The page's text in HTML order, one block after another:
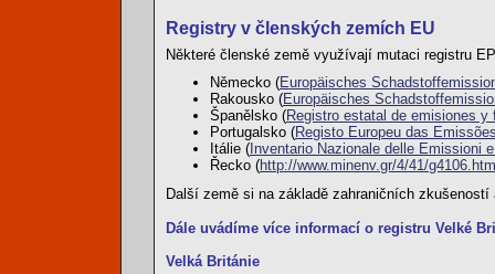
Registry v členských zemích EU
Některé členské země využívají mutaci registru
Německo (Europäisches
Rakousko (Europäisches
Španělsko (Registro estatal de emisiones
Portugalsko (Registo Europeu das
Itálie ( Inventario Nazionale delle Emissioni
Řecko (http://www.minenv.gr/4/41/
Další země si na základě zahraničních
Dále uvádíme více informací o registru Velké
Velká Británie